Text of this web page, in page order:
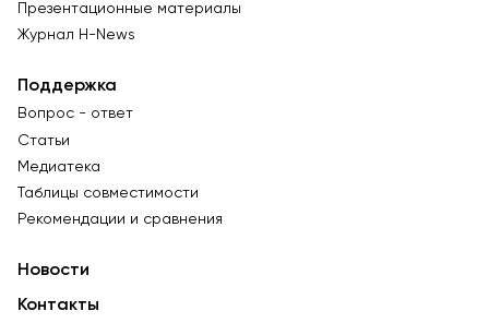
Презентационные материалы
Журнал Н-News
Поддержка
Вопрос - ответ
Статьи
Медиатека
Таблицы совместимости
Рекомендации и сравнения
Новости
Контакты